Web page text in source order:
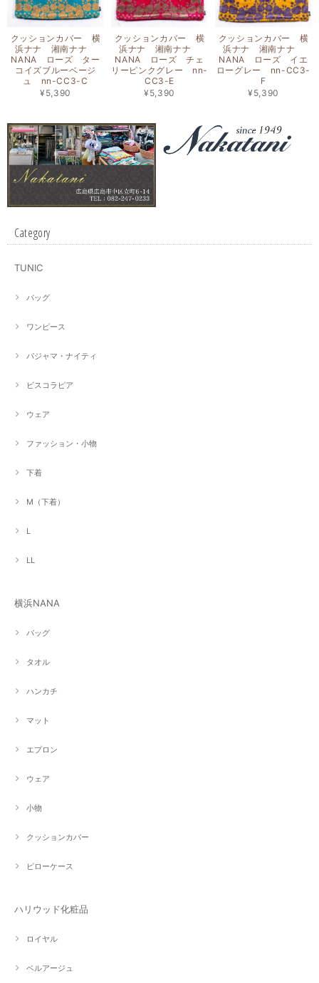
クッションカバー 横
浜ナナ 湘南ナナ
NANA ローズ ター
コイズブルーベージ
ュ nn-CC3-C
¥5,390
クッションカバー 横
浜ナナ 湘南ナナ
NANA ローズ チェ
リーピンクグレー nn-
CC3-E
¥5,390
クッションカバー 横
浜ナナ 湘南ナナ
NANA ローズ イエ
ローグレー nn-CC3-
F
¥5,390
Category
TUNIC
バッグ
ワンピース
パジャマ・ナイティ
ビスコラピア
ウェア
ファッション・小物
下着
M（下着）
L
LL
横浜NANA
バッグ
タオル
ハンカチ
マット
エプロン
ウェア
小物
クッションカバー
ピローケース
ハリウッド化粧品
ロイヤル
ベルアージュ